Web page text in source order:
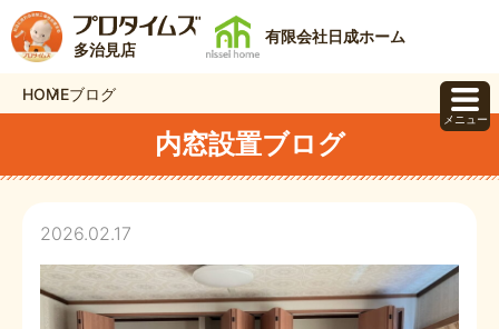
多治見店
有限会社日成ホーム
HOMEブログ
内窓設置ブログ
2026.02.17
メニュー